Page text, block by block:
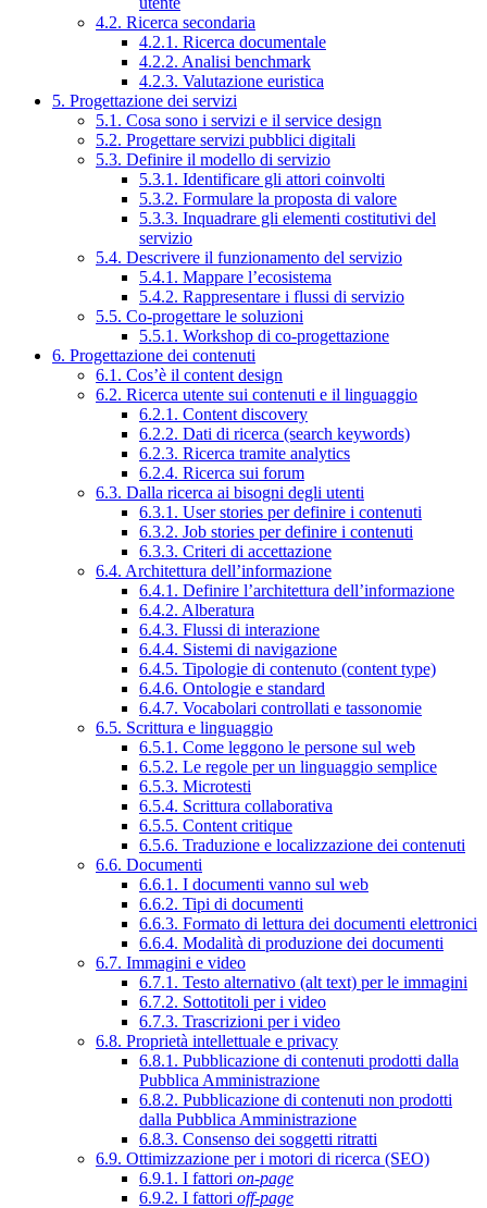
4.2. Ricerca secondaria
4.2.1. Ricerca documentale
4.2.2. Analisi benchmark
4.2.3. Valutazione euristica
5. Progettazione dei servizi
5.1. Cosa sono i servizi e il service design
5.2. Progettare servizi pubblici digitali
5.3. Definire il modello di servizio
5.3.1. Identificare gli attori coinvolti
5.3.2. Formulare la proposta di valore
5.3.3. Inquadrare gli elementi costitutivi del
servizio
5.4. Descrivere il funzionamento del servizio
5.4.1. Mappare l’ecosistema
5.4.2. Rappresentare i flussi di servizio
5.5. Co-progettare le soluzioni
5.5.1. Workshop di co-progettazione
6. Progettazione dei contenuti
6.1. Cos’è il content design
6.2. Ricerca utente sui contenuti e il linguaggio
6.2.1. Content discovery
6.2.2. Dati di ricerca (search keywords)
6.2.3. Ricerca tramite analytics
6.2.4. Ricerca sui forum
6.3. Dalla ricerca ai bisogni degli utenti
6.3.1. User stories per definire i contenuti
6.3.2. Job stories per definire i contenuti
6.3.3. Criteri di accettazione
6.4. Architettura dell’informazione
6.4.1. Definire l’architettura dell’informazione
6.4.2. Alberatura
6.4.3. Flussi di interazione
6.4.4. Sistemi di navigazione
6.4.5. Tipologie di contenuto (content type)
6.4.6. Ontologie e standard
6.4.7. Vocabolari controllati e tassonomie
6.5. Scrittura e linguaggio
6.5.1. Come leggono le persone sul web
6.5.2. Le regole per un linguaggio semplice
6.5.3. Microtesti
6.5.4. Scrittura collaborativa
6.5.5. Content critique
6.5.6. Traduzione e localizzazione dei contenuti
6.6. Documenti
6.6.1. I documenti vanno sul web
6.6.2. Tipi di documenti
6.6.3. Formato di lettura dei documenti elettronici
6.6.4. Modalità di produzione dei documenti
6.7. Immagini e video
6.7.1. Testo alternativo (alt text) per le immagini
6.7.2. Sottotitoli per i video
6.7.3. Trascrizioni per i video
6.8. Proprietà intellettuale e privacy
6.8.1. Pubblicazione di contenuti prodotti dalla
Pubblica Amministrazione
6.8.2. Pubblicazione di contenuti non prodotti
dalla Pubblica Amministrazione
6.8.3. Consenso dei soggetti ritratti
6.9. Ottimizzazione per i motori di ricerca (SEO)
6.9.1. I fattori on-page
6.9.2. I fattori off-page